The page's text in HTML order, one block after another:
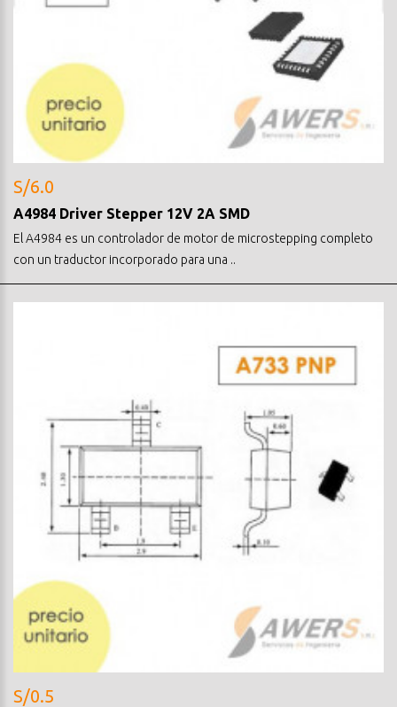
S/6.0
A4984 Driver Stepper 12V 2A SMD
El A4984 es un controlador de motor de microstepping completo
con un traductor incorporado para una ..
S/0.5